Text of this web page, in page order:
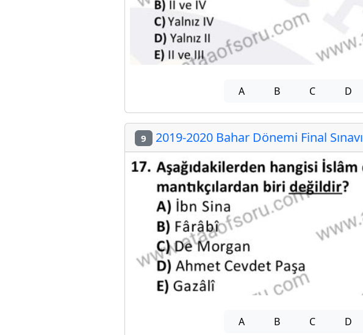
A B C D
9 2019-2020 Bahar Dönemi Final Sınavı
A B C D